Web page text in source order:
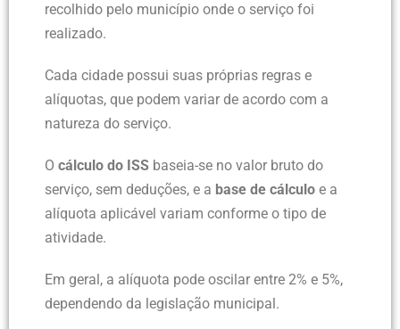
recolhido pelo município onde o serviço foi
realizado.
Cada cidade possui suas próprias regras e
alíquotas, que podem variar de acordo com a
natureza do serviço.
O cálculo do ISS baseia-se no valor bruto do
serviço, sem deduções, e a base de cálculo e a
alíquota aplicável variam conforme o tipo de
atividade.
Em geral, a alíquota pode oscilar entre 2% e 5%,
dependendo da legislação municipal.